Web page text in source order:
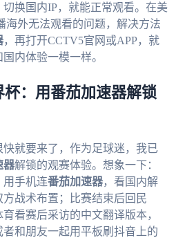
换国内IP，就能正常观看。在美
海外无法观看的问题，解决方法
，再打开CCTV5官网或APP，就
内体验一模一样。
：用番茄加速器解锁
快就要来了，作为足球迷，我已
器解锁的观赛体验。想象一下：
用手机连番茄加速器，看国内解
战术布置；比赛结束后回民
看赛后采访的中文翻译版本，
和朋友一起用平板刷抖音上的